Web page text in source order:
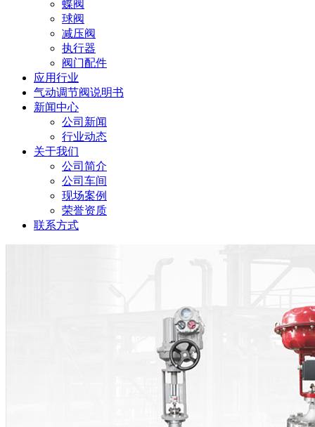
蝶阀
球阀
减压阀
执行器
阀门配件
应用行业
气动调节阀说明书
新闻中心
公司新闻
行业动态
关于我们
公司简介
公司车间
现场案例
荣誉资质
联系方式